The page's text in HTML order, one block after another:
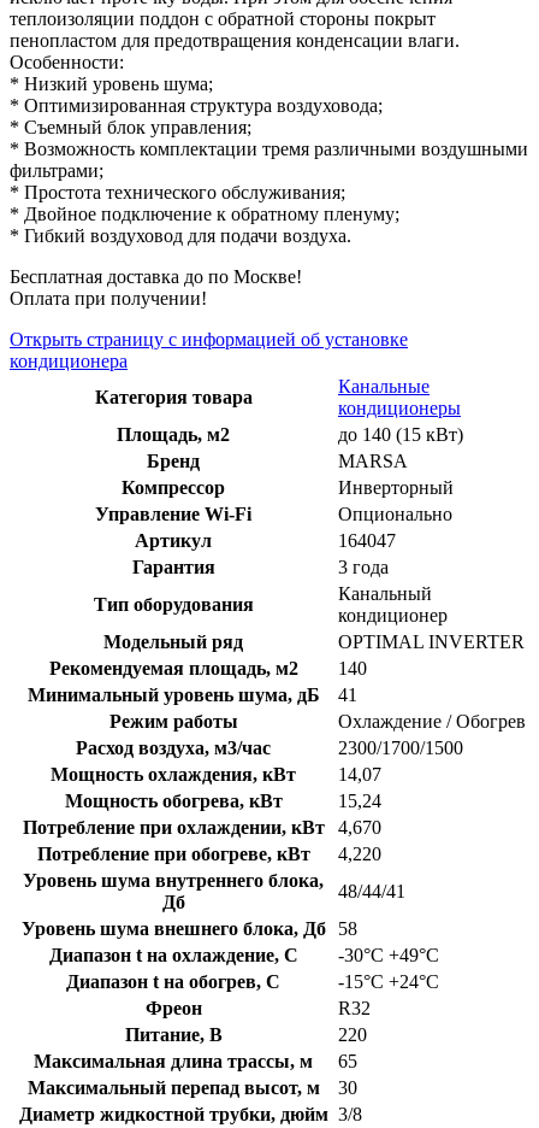
теплоизоляции поддон с обратной стороны покрыт
пенопластом для предотвращения конденсации влаги.
Особенности:
* Низкий уровень шума;
* Оптимизированная структура воздуховода;
* Съемный блок управления;
* Возможность комплектации тремя различными воздушными
фильтрами;
* Простота технического обслуживания;
* Двойное подключение к обратному пленуму;
* Гибкий воздуховод для подачи воздуха.
Бесплатная доставка до по Москве!
Оплата при получении!
Открыть страницу с информацией об установке
кондиционера
Категория товара
Канальные
кондиционеры
Площадь, м2
до 140 (15 кВт)
Бренд
MARSA
Компрессор
Инверторный
Управление Wi-Fi
Опционально
Артикул
164047
Гарантия
3 года
Тип оборудования
Канальный
кондиционер
Модельный ряд
OPTIMAL INVERTER
Рекомендуемая площадь, м2
140
Минимальный уровень шума, дБ
41
Режим работы
Охлаждение / Обогрев
Расход воздуха, м3/час
2300/1700/1500
Мощность охлаждения, кВт
14,07
Мощность обогрева, кВт
15,24
Потребление при охлаждении, кВт
4,670
Потребление при обогреве, кВт
4,220
Уровень шума внутреннего блока,
Дб
48/44/41
Уровень шума внешнего блока, Дб
58
Диапазон t на охлаждение, C
-30°С +49°С
Диапазон t на обогрев, C
-15°С +24°С
Фреон
R32
Питание, В
220
Максимальная длина трассы, м
65
Максимальный перепад высот, м
30
Диаметр жидкостной трубки, дюйм 3/8